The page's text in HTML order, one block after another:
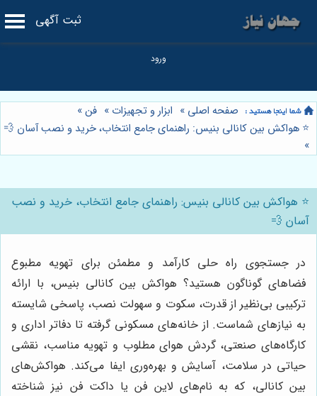
ثبت آگهی
صفحه اصلی » ابزار و تجهیزات » فن»
⭐️ هواکش بین کانالی بنیس: راهنمای جامع انتخاب، خرید و نصب آسان 💨
»
⭐️ هواکش بین کانالی بنیس: راهنمای جامع انتخاب، خرید و نصب
آسان 💨
در جستجوی راه حلی کارآمد و مطمئن برای تهویه مطبوع
فضاهای گوناگون هستید؟ هواکش بین کانالی بنیس، با ارائه
ترکیبی بی‌نظیر از قدرت، سکوت و سهولت نصب، پاسخی شایسته
به نیازهای شماست. از خانه‌های مسکونی گرفته تا دفاتر اداری و
کارگاه‌های صنعتی، گردش هوای مطلوب و تهویه مناسب، نقشی
حیاتی در سلامت، آسایش و بهره‌وری ایفا می‌کند. هواکش‌های
بین کانالی، که به نام‌های لاین فن یا داکت فن نیز شناخته